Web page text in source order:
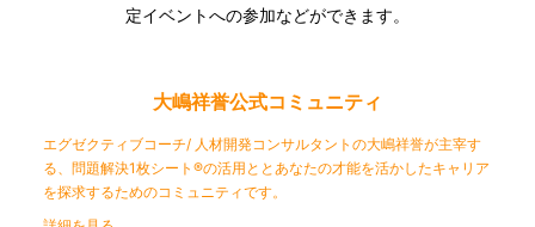
定イベントへの参加などができます。
大嶋祥誉公式コミュニティ
エグゼクティブコーチ/ 人材開発コンサルタントの大嶋祥誉が主宰す
る、問題解決1枚シート®︎の活用ととあなたの才能を活かしたキャリア
を探求するためのコミュニティです。